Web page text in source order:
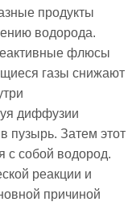
продукты
водорода.
флюсы
газы снижают
диффузии
пузырь. Затем этот
с собой водород.
реакции и
причиной